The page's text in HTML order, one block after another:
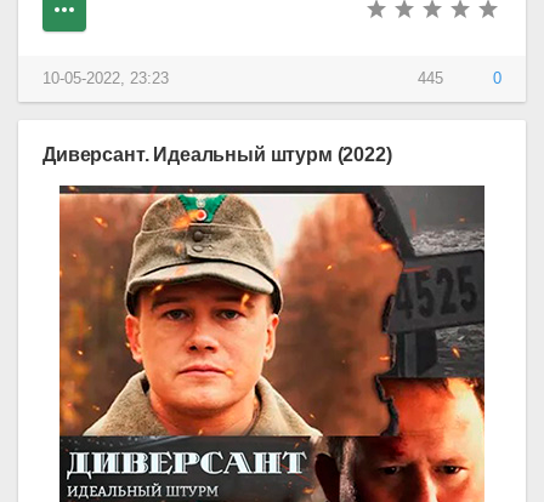
445 0
10-05-2022, 23:23
Диверсант. Идеальный штурм (2022)